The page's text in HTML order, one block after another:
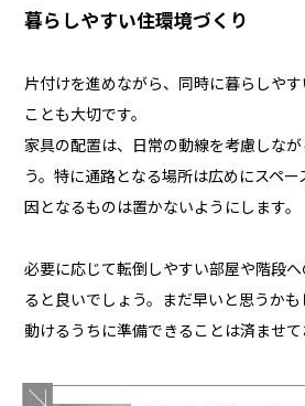
暮らしやすい住環境づくり
片付けを進めながら、同時に暮らしやす
ことも大切です。
家具の配置は、日常の動線を考慮しな
う。特に通路となる場所は広めにスペ
因となるものは置かないようにします。
必要に応じて転倒しやすい部屋や階段
ると良いでしょう。まだ早いと思うか
動けるうちに準備できることは済ませて